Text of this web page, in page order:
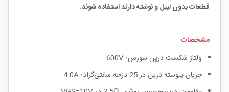
قطعات بدون لیبل و نوشته دارند استفاده شوند.
مشخصات
ولتاژ شکست درین-سورس: 600V
جریان پیوسته درین در 25 درجه سانتی‌گراد: 4.0A